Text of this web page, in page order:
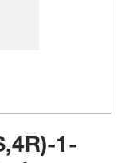
1-